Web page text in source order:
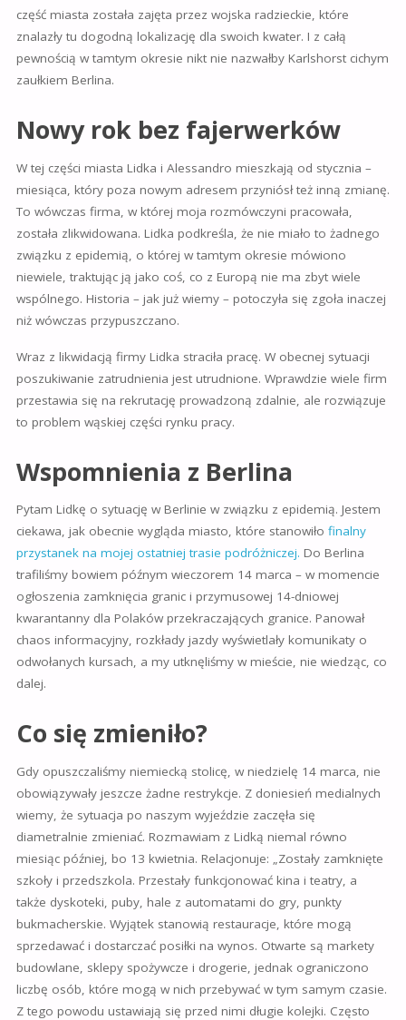
część miasta została zajęta przez wojska radzieckie, które
znalazły tu dogodną lokalizację dla swoich kwater. I z całą
pewnością w tamtym okresie nikt nie nazwałby Karlshorst cichym
zaułkiem Berlina.
Nowy rok bez fajerwerków
W tej części miasta Lidka i Alessandro mieszkają od stycznia –
miesiąca, który poza nowym adresem przyniósł też inną zmianę.
To wówczas firma, w której moja rozmówczyni pracowała,
została zlikwidowana. Lidka podkreśla, że nie miało to żadnego
związku z epidemią, o której w tamtym okresie mówiono
niewiele, traktując ją jako coś, co z Europą nie ma zbyt wiele
wspólnego. Historia – jak już wiemy – potoczyła się zgoła inaczej
niż wówczas przypuszczano.
Wraz z likwidacją firmy Lidka straciła pracę. W obecnej sytuacji
poszukiwanie zatrudnienia jest utrudnione. Wprawdzie wiele firm
przestawia się na rekrutację prowadzoną zdalnie, ale rozwiązuje
to problem wąskiej części rynku pracy.
Wspomnienia z Berlina
Pytam Lidkę o sytuację w Berlinie w związku z epidemią. Jestem
ciekawa, jak obecnie wygląda miasto, które stanowiło finalny
przystanek na mojej ostatniej trasie podróżniczej. Do Berlina
trafiliśmy bowiem późnym wieczorem 14 marca – w momencie
ogłoszenia zamknięcia granic i przymusowej 14-dniowej
kwarantanny dla Polaków przekraczających granice. Panował
chaos informacyjny, rozkłady jazdy wyświetlały komunikaty o
odwołanych kursach, a my utknęliśmy w mieście, nie wiedząc, co
dalej.
Co się zmieniło?
Gdy opuszczaliśmy niemiecką stolicę, w niedzielę 14 marca, nie
obowiązywały jeszcze żadne restrykcje. Z doniesień medialnych
wiemy, że sytuacja po naszym wyjeździe zaczęła się
diametralnie zmieniać. Rozmawiam z Lidką niemal równo
miesiąc później, bo 13 kwietnia. Relacjonuje: „Zostały zamknięte
szkoły i przedszkola. Przestały funkcjonować kina i teatry, a
także dyskoteki, puby, hale z automatami do gry, punkty
bukmacherskie. Wyjątek stanowią restauracje, które mogą
sprzedawać i dostarczać posiłki na wynos. Otwarte są markety
budowlane, sklepy spożywcze i drogerie, jednak ograniczono
liczbę osób, które mogą w nich przebywać w tym samym czasie.
Z tego powodu ustawiają się przed nimi długie kolejki. Często